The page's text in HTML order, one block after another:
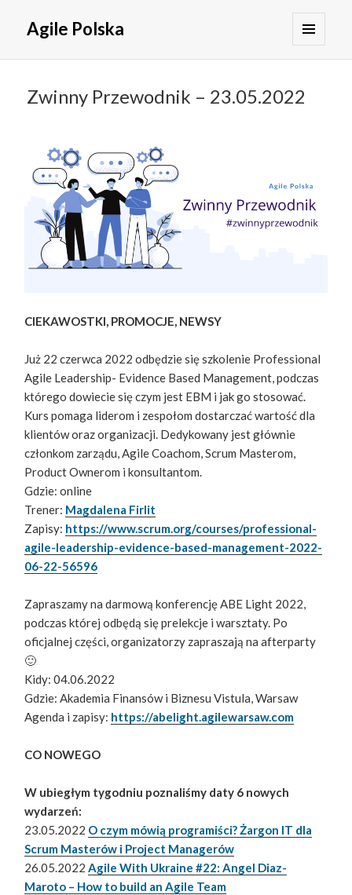
Agile Polska
WIDGETY
Zwinny Przewodnik – 23.05.2022
CIEKAWOSTKI, PROMOCJE, NEWSY
Już 22 czerwca 2022 odbędzie się szkolenie Professional
Agile Leadership- Evidence Based Management, podczas
którego dowiecie się czym jest EBM i jak go stosować.
Kurs pomaga liderom i zespołom dostarczać wartość dla
klientów oraz organizacji. Dedykowany jest głównie
członkom zarządu, Agile Coachom, Scrum Masterom,
Product Ownerom i konsultantom.
Gdzie: online
Trener: Magdalena Firlit
Zapisy: https://www.scrum.org/courses/professional-
agile-leadership-evidence-based-management-2022-
06-22-56596
Zapraszamy na darmową konferencję ABE Light 2022,
podczas której odbędą się prelekcje i warsztaty. Po
oficjalnej części, organizatorzy zapraszają na afterparty
🙂
Kidy: 04.06.2022
Gdzie: Akademia Finansów i Biznesu Vistula, Warsaw
Agenda i zapisy: https://abelight.agilewarsaw.com
CO NOWEGO
W ubiegłym tygodniu poznaliśmy daty 6 nowych
wydarzeń:
23.05.2022 O czym mówią programiści? Żargon IT dla
Scrum Masterów i Project Managerów
26.05.2022Agile With Ukraine #22: Angel Diaz-
Maroto – How to build an Agile Team